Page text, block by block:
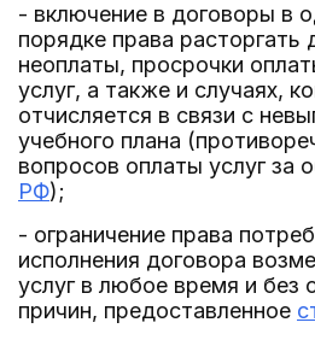
- включение в договоры в
порядке права расторгать
неоплаты, просрочки
услуг, а также и случаях,
отчисляется в связи с
учебного плана
вопросов оплаты услуг за
РФ);
- ограничение права
исполнения договора
услуг в любое время и без
причин, предоставленное